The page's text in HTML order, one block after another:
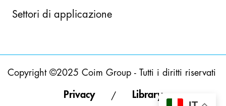
Settori di applicazione
Copyright ©2025 Coim Group - Tutti i diritti riservati
Privacy / Library